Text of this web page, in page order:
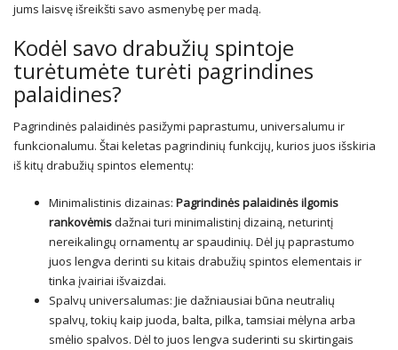
jums laisvę išreikšti savo asmenybę per madą.
Kodėl savo drabužių spintoje
turėtumėte turėti pagrindines
palaidines?
Pagrindinės palaidinės pasižymi paprastumu, universalumu ir
funkcionalumu. Štai keletas pagrindinių funkcijų, kurios juos išskiria
iš kitų drabužių spintos elementų:
Minimalistinis dizainas: Pagrindinės palaidinės ilgomis
rankovėmisdažnai turi minimalistinį dizainą, neturintį
nereikalingų ornamentų ar spaudinių. Dėl jų paprastumo
juos lengva derinti su kitais drabužių spintos elementais ir
tinka įvairiai išvaizdai.
Spalvų universalumas: Jie dažniausiai būna neutralių
spalvų, tokių kaip juoda, balta, pilka, tamsiai mėlyna arba
smėlio spalvos. Dėl to juos lengva suderinti su skirtingais